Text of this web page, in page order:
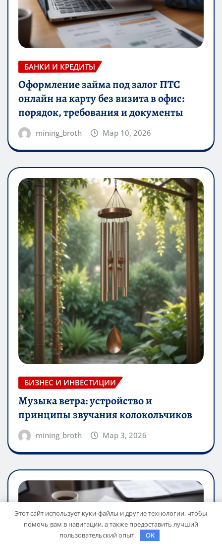
БАНКИ И КРЕДИТЫ
Оформление займа под залог ПТС
онлайн на карту без визита в офис:
порядок, требования и документы
mining_broth Мар 10, 2026
БИЗНЕС И ИНВЕСТИЦИИ
Музыка ветра: устройство и
принципы звучания колокольчиков
mining_broth Мар 3, 2026
Этот сайт использует куки-файлы и другие технологии, чтобы
помочь вам в навигации, а также предоставить лучший
пользовательский опыт.
OK